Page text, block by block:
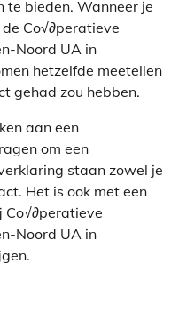
te bieden. Wanneer je
Co√∂peratieve
Noord UA in
hetzelfde meetellen
gehad zou hebben.
aan een
om een
staan zowel je
Het is ook met een
Noord UA in